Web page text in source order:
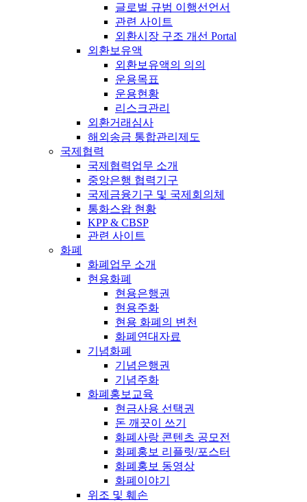
글로벌 규범 이행선언서
관련 사이트
외환시장 구조 개선 Portal
외환보유액
외환보유액의 의의
운용목표
운용현황
리스크관리
외환거래심사
해외송금 통합관리제도
국제협력
국제협력업무 소개
중앙은행 협력기구
국제금융기구 및 국제회의체
통화스왑 현황
KPP & CBSP
관련 사이트
화폐
화폐업무 소개
현용화폐
현용은행권
현용주화
현용 화폐의 변천
화폐연대자료
기념화폐
기념은행권
기념주화
화폐홍보교육
현금사용 선택권
돈 깨끗이 쓰기
화폐사랑 콘텐츠 공모전
화폐홍보 리플릿/포스터
화폐홍보 동영상
화폐이야기
위조 및 훼손